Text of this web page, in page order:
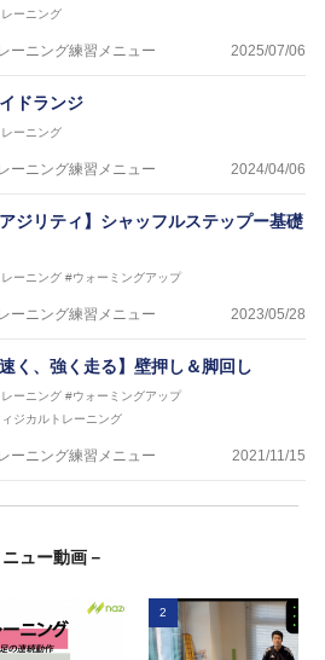
ーニング
ーニング練習メニュー 2025/07/06
ドランジ
ーニング
ーニング練習メニュー 2024/04/06
アジリティ】シャッフルステップー基礎
ーニング #ウォーミングアップ
ーニング練習メニュー 2023/05/28
速く、強く走る】壁押し＆脚回し
ーニング #ウォーミングアップ
ジカルトレーニング
ーニング練習メニュー 2021/11/15
ュー動画－
2